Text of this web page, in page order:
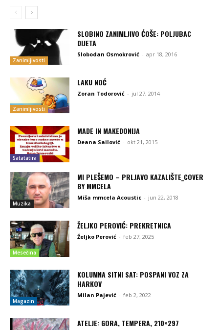
Zanimljivosti
SLOBINO ZANIMLJIVO ĆOŠE: POLJUBAC
DIJETA
Slobodan Osmokrović - apr 18, 2016
Zanimljivosti
LAKU NOĆ
Zoran Todorović - jul 27, 2014
Satatatira
MADE IN MAKEDONIJA
Deana Sailović - okt 21, 2015
Muzika
MI PLEŠEMO – PRLJAVO KAZALIŠTE_COVER
BY MMCELA
Miša mmcela Acoustic - jun 22, 2018
Mesečina
ŽELJKO PEROVIĆ: PREKRETNICA
Željko Perović - feb 27, 2025
Magazin
KOLUMNA SITNI SAT: POSPANI VOZ ZA
HARKOV
Milan Pajević - feb 2, 2022
ATELJE: GORA, TEMPERA, 210×297